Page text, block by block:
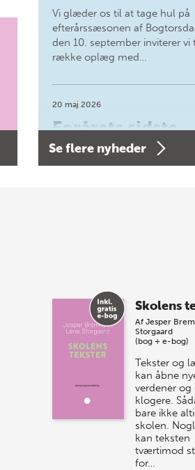
Vi glæder os til at tage hul på
efterårssæsonen af
den 10. september inviterer vi
række oplæg med…
20 maj 2026
Forårets sidste
Bogtorsdag 11.
Spar op til 70% til
sommer-
Vi gentager succesen og
år til vores store sommer-
så sæt kryds i kalenderen
10. j…
Se flere nyheder
Skolens
AfJesper
Storgaard
(bog + e-bog)
Tekster og
kan åbne
verdener og
klogere.
bare ikke
skolen.
kan teksten
tværtimod
for…